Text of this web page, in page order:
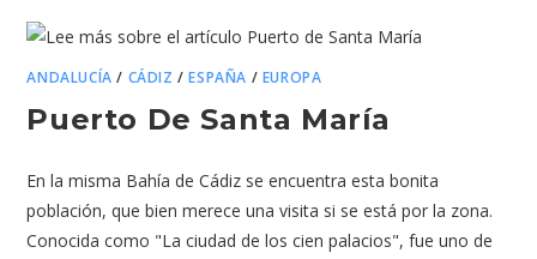
ANDALUCÍA / CÁDIZ /ESPAÑA / EUROPA
Puerto De Santa María
En la misma Bahía de Cádiz se encuentra esta bonita
población, que bien merece una visita si se está por la zona.
Conocida como "La ciudad de los cien palacios", fue uno de